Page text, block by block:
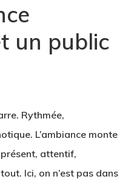
un public
Rythmée,
L’ambiance monte
présent, attentif,
Ici, on n’est pas dans